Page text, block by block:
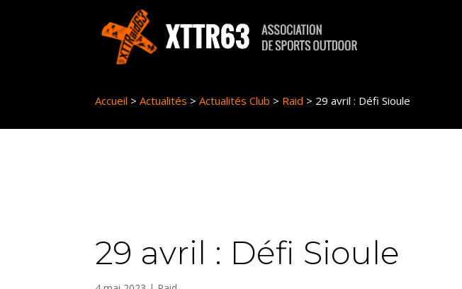
Accueil >Actualités >Actualités Club > Raid > 29 avril : Défi Sioule
29 avril : Défi Sioule
Panneau de gestion des cookies